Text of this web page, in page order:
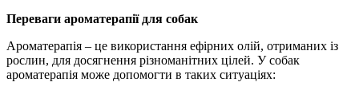
Переваги ароматерапії для собак
Ароматерапія – це використання ефірних олій, отриманих із
рослин, для досягнення різноманітних цілей. У собак
ароматерапія може допомогти в таких ситуаціях: